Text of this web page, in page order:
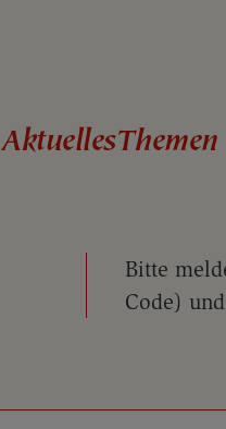
AktuellesThemen
Bitte
Code)